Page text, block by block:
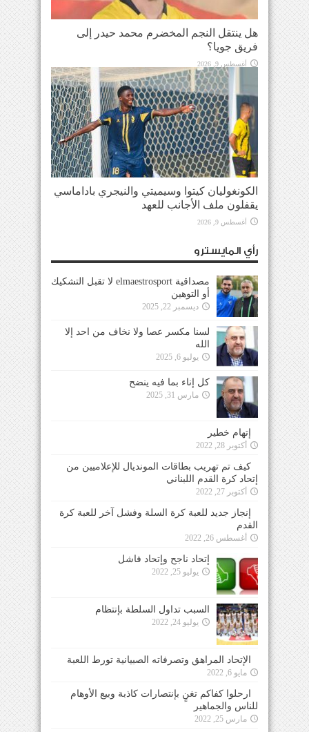
هل ينتقل النجم المخضرم محمد حيدر إلى
فريق جويا؟
أغسطس 9, 2026
الكونغوليان كيتوا وسيميتي والنيجري باداماسي
يقفلون ملف الأجانب للعهد
أغسطس 9, 2026
رأي المايسترو
مصداقية elmaestrosport لا تقبل التشكيك
أو التوهين
ديسمبر 22, 2025
لسنا مكسر عصا ولا نخاف من احد إلا
الله
يوليو 6, 2025
كل إناء بما فيه ينضح
مارس 31, 2025
إتهام خطير
أكتوبر 28, 2022
كيف تم تهريب بطاقات المونديال للإعلاميين من
إتحاد كرة القدم اللبناني
أكتوبر 27, 2022
إنجاز جديد للعبة كرة السلة وفشل آخر للعبة كرة
القدم
أغسطس 26, 2022
إتحاد ناجح وإتحاد فاشل
يوليو 25, 2022
السبب تداول السلطة بإنتظام
يوليو 24, 2022
الإتحاد المراهق وتصرفاته الصبيانية تورط اللعبة
مايو 6, 2022
ارحلوا كفاكم تغنٍ بإنتصارات كاذبة وبيع الأوهام
للناس والجماهير
مارس 25, 2022